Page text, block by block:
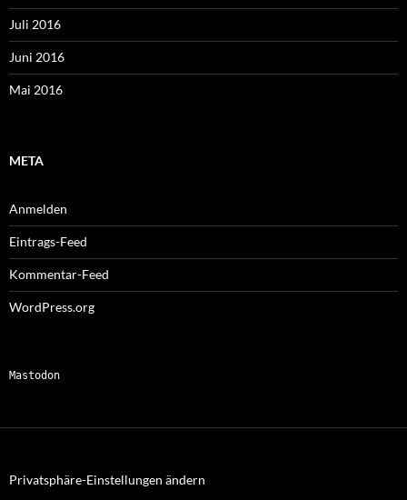
Juli 2016
Juni 2016
Mai 2016
META
Anmelden
Eintrags-Feed
Kommentar-Feed
WordPress.org
Mastodon
Privatsphäre-Einstellungen ändern